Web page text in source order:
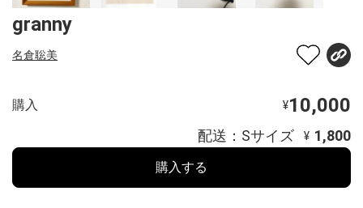
granny
名倉聡美
購入 ¥10,000
配送：Sサイズ ¥ 1,800
購入する